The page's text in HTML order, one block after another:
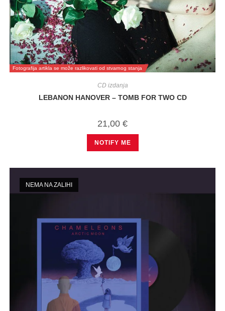
Fotografija artikla se može razlikovati od stvarnog stanja
CD izdanja
LEBANON HANOVER – TOMB FOR TWO CD
21,00 €
NOTIFY ME
NEMA NA ZALIHI